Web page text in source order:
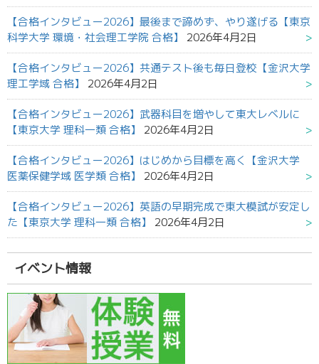
【合格インタビュー2026】最後まで諦めず、やり遂げる【東京
科学大学 環境・社会理工学院 合格】
2026年4月2日
【合格インタビュー2026】共通テスト後も毎日登校【金沢大学
理工学域 合格】
2026年4月2日
【合格インタビュー2026】武器科目を増やして東大レベルに
【東京大学 理科一類 合格】
2026年4月2日
【合格インタビュー2026】はじめから目標を高く【金沢大学
医薬保健学域 医学類 合格】
2026年4月2日
【合格インタビュー2026】英語の早期完成で東大模試が安定し
た【東京大学 理科一類 合格】
2026年4月2日
イベント情報